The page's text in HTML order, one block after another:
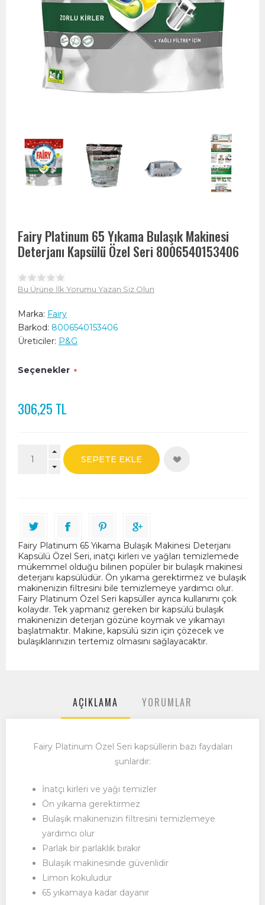
Fairy Platinum 65 Yıkama Bulaşık Makinesi
Deterjanı Kapsülü Özel Seri 8006540153406
Bu Ürüne İlk Yorumu Yazan Siz Olun
Marka: Fairy
Barkod: 8006540153406
Üreticiler: P&G
Seçenekler *
306,25 TL
Fairy Platinum 65 Yıkama Bulaşık Makinesi Deterjanı
Kapsülü Özel Seri, inatçı kirleri ve yağları temizlemede
mükemmel olduğu bilinen popüler bir bulaşık makinesi
deterjanı kapsülüdür. Ön yıkama gerektirmez ve bulaşık
makinenizin filtresini bile temizlemeye yardımcı olur.
Fairy Platinum Özel Seri kapsüller ayrıca kullanımı çok
kolaydır. Tek yapmanız gereken bir kapsülü bulaşık
makinenizin deterjan gözüne koymak ve yıkamayı
başlatmaktır. Makine, kapsülü sizin için çözecek ve
bulaşıklarınızın tertemiz olmasını sağlayacaktır.
AÇIKLAMA YORUMLAR
Fairy Platinum Özel Seri kapsüllerin bazı faydaları
şunlardır:
İnatçı kirleri ve yağı temizler
Ön yıkama gerektirmez
Bulaşık makinenizin filtresini temizlemeye
yardımcı olur
Parlak bir parlaklık bırakır
Bulaşık makinesinde güvenlidir
Limon kokuludur
65 yıkamaya kadar dayanır